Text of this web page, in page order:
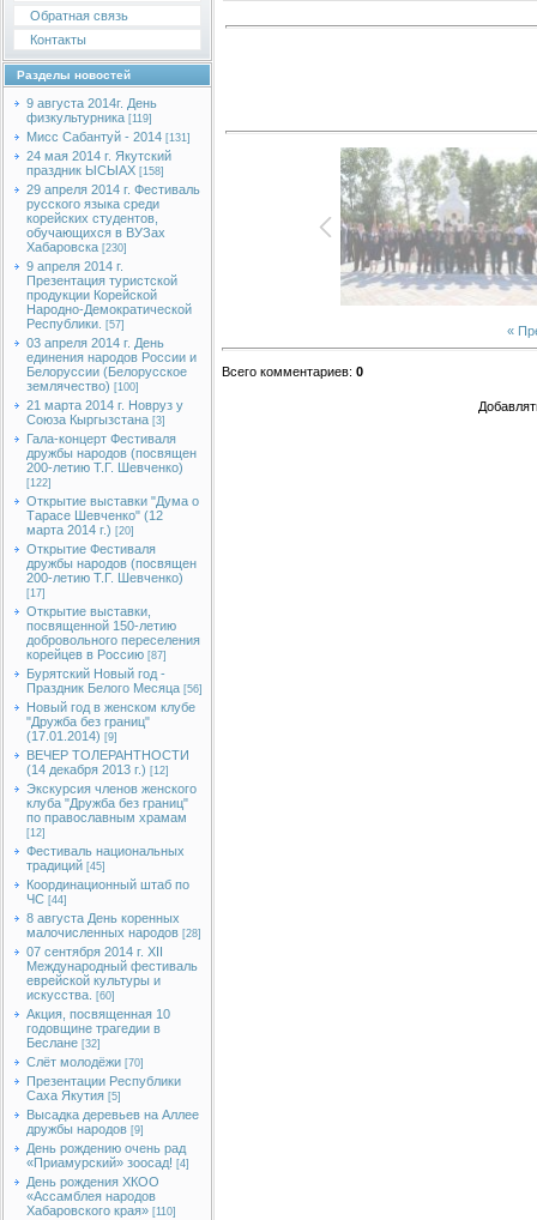
Обратная связь
Контакты
Разделы новостей
9 августа 2014г. День
физкультурника [119]
Мисс Сабантуй - 2014 [131]
24 мая 2014 г. Якутский
праздник ЫСЫАХ [158]
29 апреля 2014 г. Фестиваль
русского языка среди
корейских студентов,
обучающихся в ВУЗах
Хабаровска [230]
9 апреля 2014 г.
Презентация туристской
продукции Корейской
Народно-Демократической
Республики.
[57]
03 апреля 2014 г. День
единения народов России и
Белоруссии (Белорусское
землячество) [100]
21 марта 2014 г. Новруз у
Союза Кыргызстана [3]
Гала-концерт Фестиваля
дружбы народов (посвящен
200-летию Т.Г. Шевченко)
[122]
Открытие выставки "Дума о
Тарасе Шевченко" (12
марта 2014 г.) [20]
Открытие Фестиваля
дружбы народов (посвящен
200-летию Т.Г. Шевченко)
[17]
Открытие выставки,
посвященной 150-летию
добровольного переселения
корейцев в Россию [87]
Бурятский Новый год -
Праздник Белого Месяца [56]
Новый год в женском клубе
"Дружба без границ"
(17.01.2014) [9]
ВЕЧЕР ТОЛЕРАНТНОСТИ
(14 декабря 2013 г.) [12]
Экскурсия членов женского
клуба "Дружба без границ"
по православным храмам
[12]
Фестиваль национальных
традиций [45]
Координационный штаб по
ЧС [44]
8 августа День коренных
малочисленных народов [28]
07 сентября 2014 г. XII
Международный фестиваль
еврейской культуры и
искусства.
[60]
Акция, посвященная 10
годовщине трагедии в
Беслане [32]
Слёт молодёжи [70]
Презентации Республики
Саха Якутия [5]
Высадка деревьев на Аллее
дружбы народов [9]
День рождению очень рад
«Приамурский» зоосад! [4]
День рождения ХКОО
«Ассамблея народов
Хабаровского края» [110]
«
Всего комментариев: 0